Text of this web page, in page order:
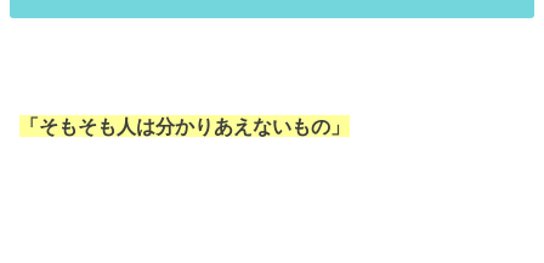
「そもそも人は分かりあえないもの」